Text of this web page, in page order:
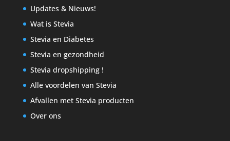
Updates & Nieuws!
Wat is Stevia
Stevia en Diabetes
Stevia en gezondheid
Stevia dropshipping !
Alle voordelen van Stevia
Afvallen met Stevia producten
Over ons